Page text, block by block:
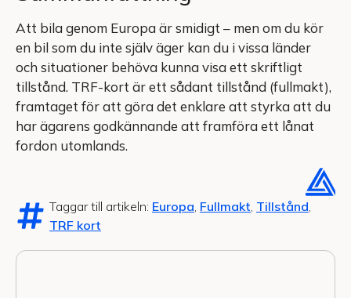
Att bila genom Europa är smidigt – men om du kör
en bil som du inte själv äger kan du i vissa länder
och situationer behöva kunna visa ett skriftligt
tillstånd. TRF-kort är ett sådant tillstånd (fullmakt),
framtaget för att göra det enklare att styrka att du
har ägarens godkännande att framföra ett lånat
fordon utomlands.
Taggar till artikeln: Europa Fullmakt Tillstånd
TRF kort